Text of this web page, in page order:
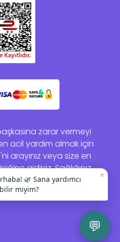
zarar vermeyi
acil yardım almak için
arayınız veya size en
gidiniz. Sağlığınız
için önemlidir.
💬
×
🌿 Sana yardımcı
miyim?